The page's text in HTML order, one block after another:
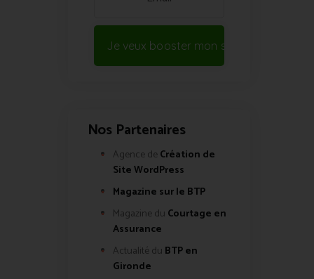
Je veux booster mon site !
Nos Partenaires
Agence de Création de
Site WordPress
Magazine sur le BTP
Magazine du Courtage en
Assurance
Actualité du BTP en
Gironde